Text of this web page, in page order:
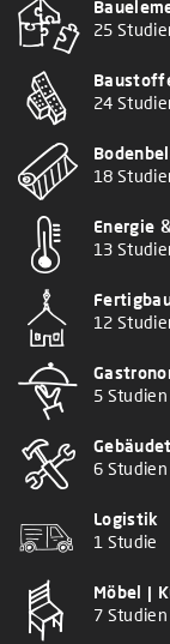
25
24
18
Energie
13
12
5 Studien
6 Studien
Logistik
1 Studie
Möbel |
7 Studien